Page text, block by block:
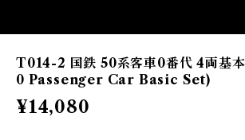
T014-2 国鉄 50系客車0番代 4両基
0 Passenger Car Basic Set)
¥14,080